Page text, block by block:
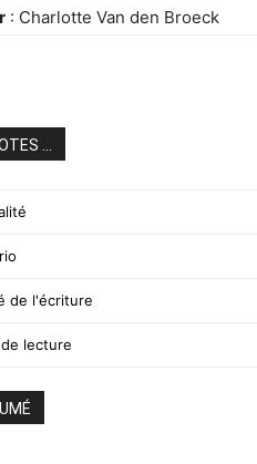
: Charlotte Van den Broeck
...
de l'écriture
de lecture